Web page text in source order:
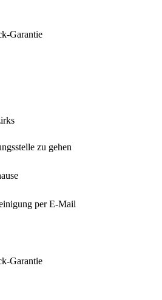
Garantie
zu gehen
per E-Mail
Garantie